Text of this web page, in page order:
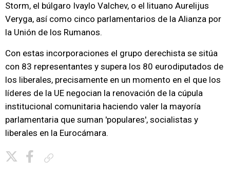
Storm, el búlgaro Ivaylo Valchev, o el lituano Aurelijus
Veryga, así como cinco parlamentarios de la Alianza por
la Unión de los Rumanos.
Con estas incorporaciones el grupo derechista se sitúa
con 83 representantes y supera los 80 eurodiputados de
los liberales, precisamente en un momento en el que los
líderes de la UE negocian la renovación de la cúpula
institucional comunitaria haciendo valer la mayoría
parlamentaria que suman 'populares', socialistas y
liberales en la Eurocámara.